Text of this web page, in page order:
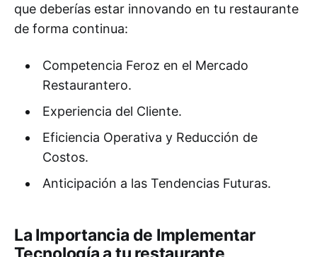
que deberías estar innovando en tu restaurante
de forma continua:
Competencia Feroz en el Mercado
Restaurantero.
Experiencia del Cliente.
Eficiencia Operativa y Reducción de
Costos.
Anticipación a las Tendencias Futuras.
La Importancia de Implementar